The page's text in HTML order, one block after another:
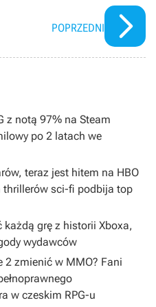
POPRZEDNI
z notą 97% na Steam
po 2 latach we
teraz jest hitem na HBO
thrillerów sci-fi podbija top
grę z historii Xboxa,
wydawców
2 zmienić w MMO? Fani
w czeskim RPG-u